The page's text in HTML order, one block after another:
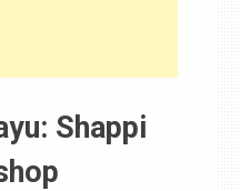
Shappi